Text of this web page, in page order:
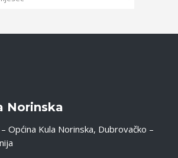
Norinska
Općina Kula Norinska, Dubrovačko –